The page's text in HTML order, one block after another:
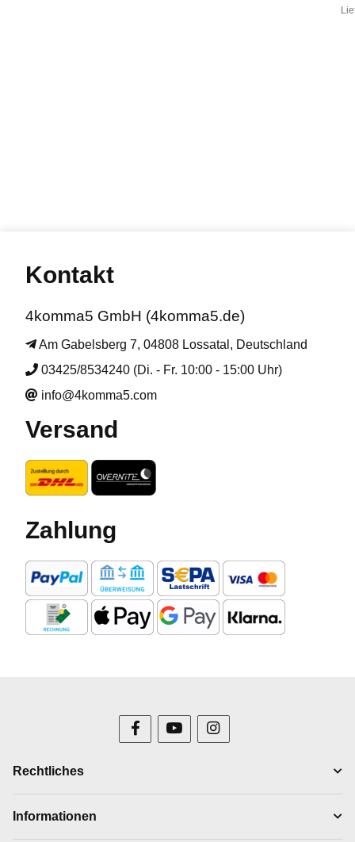
Kontakt
4komma5 GmbH (4komma5.de)
Am Gabelsberg 7, 04808 Lossatal, Deutschland
03425/8534240 (Di. - Fr. 10:00 - 15:00 Uhr)
info@4komma5.com
Versand
Zahlung
Rechtliches
Informationen